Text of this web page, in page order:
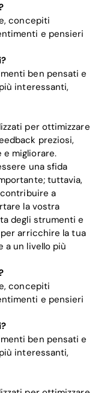
concepiti
e pensieri
ben pensati e
interessanti,
per ottimizzare
preziosi,
migliorare.
una sfida
tuttavia,
a
la vostra
degli strumenti e
arricchire la tua
a un livello più
concepiti
e pensieri
ben pensati e
interessanti,